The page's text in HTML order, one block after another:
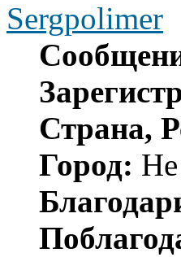
Sergpolimer
Страна,
Город: Не